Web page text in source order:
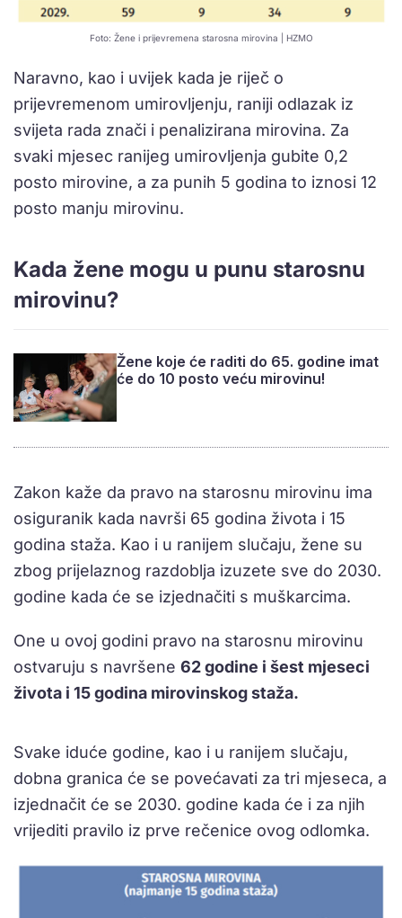
Foto: Žene i prijevremena starosna mirovina | HZMO
Naravno, kao i uvijek kada je riječ o
prijevremenom umirovljenju, raniji odlazak iz
svijeta rada znači i penalizirana mirovina. Za
svaki mjesec ranijeg umirovljenja gubite 0,2
posto mirovine, a za punih 5 godina to iznosi 12
posto manju mirovinu.
Kada žene mogu u punu starosnu
mirovinu?
Žene koje će raditi do 65. godine imat
će do 10 posto veću mirovinu!
Zakon kaže da pravo na starosnu mirovinu ima
osiguranik kada navrši 65 godina života i 15
godina staža. Kao i u ranijem slučaju, žene su
zbog prijelaznog razdoblja izuzete sve do 2030.
godine kada će se izjednačiti s muškarcima.
One u ovoj godini pravo na starosnu mirovinu
ostvaruju s navršene 62 godine i šest mjeseci
života i 15 godina mirovinskog staža.
Svake iduće godine, kao i u ranijem slučaju,
dobna granica će se povećavati za tri mjeseca, a
izjednačit će se 2030. godine kada će i za njih
vrijediti pravilo iz prve rečenice ovog odlomka.